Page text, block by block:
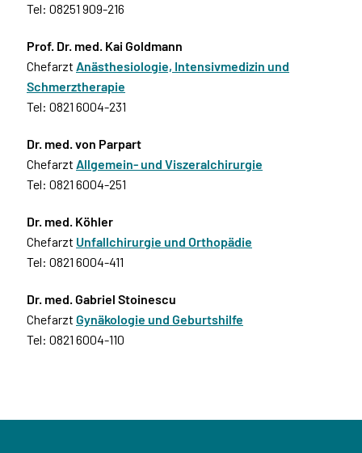
Tel: 08251 909-216
Prof. Dr. med. Kai Goldmann
Chefarzt Anästhesiologie, Intensivmedizin und
Schmerztherapie
Tel: 0821 6004-231
Dr. med. von Parpart
Chefarzt Allgemein- und Viszeralchirurgie
Tel: 0821 6004-251
Dr. med. Köhler
Chefarzt Unfallchirurgie und Orthopädie
Tel: 0821 6004-411
Dr. med. Gabriel Stoinescu
Chefarzt Gynäkologie und Geburtshilfe
Tel: 0821 6004-110